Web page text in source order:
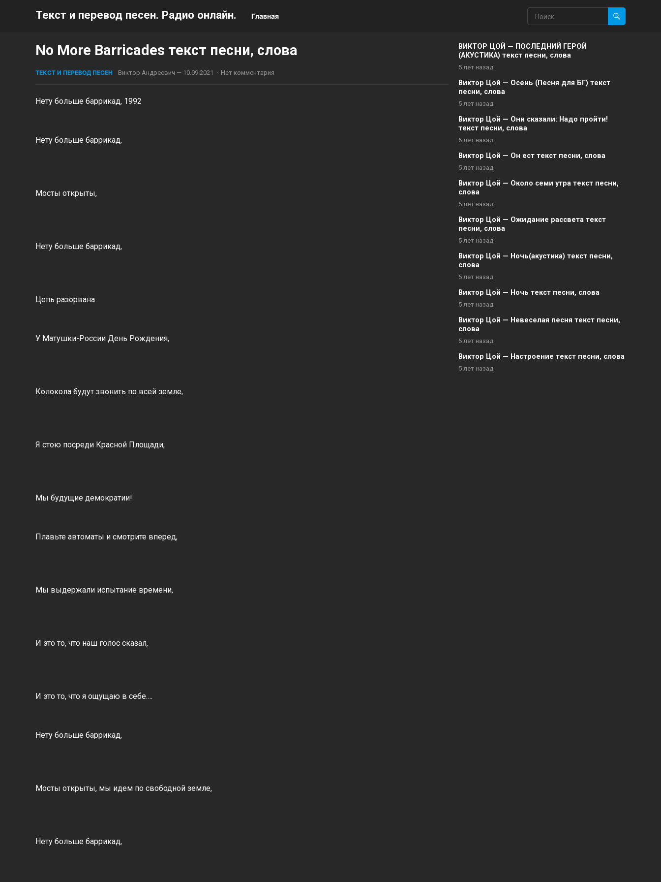
Текст и перевод песен. Радио онлайн. Главная
No More Barricades текст песни, слова
ТЕКСТ И ПЕРЕВОД ПЕСЕН Виктор Андреевич — 10.09.2021 · Нет комментария
Нету больше баррикад, 1992
Нету больше баррикад,
Мосты открыты,
Нету больше баррикад,
Цепь разорвана.
У Матушки-России День Рождения,
Колокола будут звонить по всей земле,
Я стою посреди Красной Площади,
Мы будущие демократии!
Плавьте автоматы и смотрите вперед,
Мы выдержали испытание времени,
И это то, что наш голос сказал,
И это то, что я ощущаю в себе….
Нету больше баррикад,
Мосты открыты, мы идем по свободной земле,
Нету больше баррикад,
ВИКТОР ЦОЙ — ПОСЛЕДНИЙ ГЕРОЙ
(АКУСТИКА) текст песни, слова
5 лет назад
Виктор Цой — Осень (Песня для БГ) текст
песни, слова
5 лет назад
Виктор Цой — Они сказали: Надо пройти!
текст песни, слова
5 лет назад
Виктор Цой — Он ест текст песни, слова
5 лет назад
Виктор Цой — Около семи утра текст песни,
слова
5 лет назад
Виктор Цой — Ожидание рассвета текст
песни, слова
5 лет назад
Виктор Цой — Ночь(акустика) текст песни,
слова
5 лет назад
Виктор Цой — Ночь текст песни, слова
5 лет назад
Виктор Цой — Невеселая песня текст песни,
слова
5 лет назад
Виктор Цой — Настроение текст песни, слова
5 лет назад